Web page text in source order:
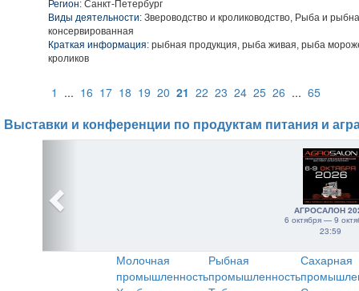
Регион: Санкт-Петербург
Виды деятельности: Звероводство и кролиководство, Рыба и
консервированная
Краткая информация: рыбная продукция, рыба живая, рыба
кроликов
1 ... 16 17 18 19 20 21 22 23 24 25 26 ... 65
Выставки и конференции по продуктам питания и
АГРОСАЛОН
6 октября — 9
23:59
Молочная
промышленность
Рыбная
промышленность
Сахарная